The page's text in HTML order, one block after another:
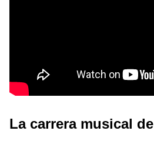
La carrera musical de